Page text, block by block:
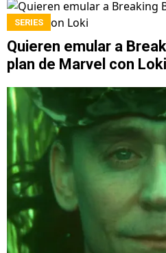
SERIES
Quieren emular a
plan de Marvel con Loki